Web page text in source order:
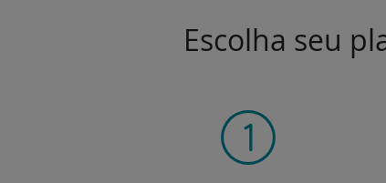
Escolha seu